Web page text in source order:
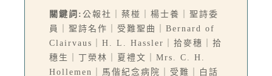
關鍵詞: 公報社｜蔡椪｜楊士養｜聖詩委
員｜聖詩名作｜受難聖曲｜Bernard of
Clairvaus｜H. L. Hassler｜拾麥穗｜拾
穗生｜丁榮林｜夏禮文｜Mrs. C. H.
Hollemen｜馬偕紀念病院｜受難｜白話